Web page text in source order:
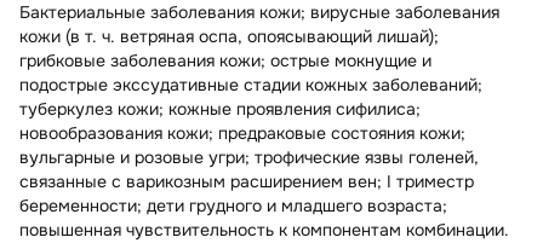
Бактериальные заболевания кожи; вирусные заболевания
кожи (в т. ч. ветряная оспа, опоясывающий лишай);
грибковые заболевания кожи; острые мокнущие и
подострые экссудативные стадии кожных заболеваний;
туберкулез кожи; кожные проявления сифилиса;
новообразования кожи; предраковые состояния кожи;
вульгарные и розовые угри; трофические язвы голеней,
связанные с варикозным расширением вен; I триместр
беременности; дети грудного и младшего возраста;
повышенная чувствительность к компонентам комбинации.